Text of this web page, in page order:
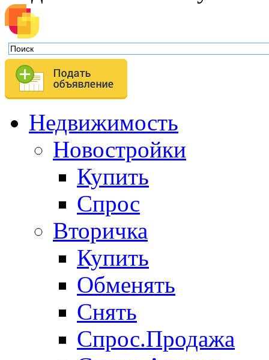
Недвижимость
Новостройки
Купить
Спрос
Вторичка
Купить
Обменять
Снять
Спрос.Продажа